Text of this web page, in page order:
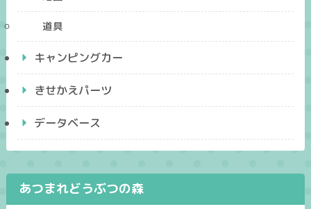
道具
キャンピングカー
きせかえパーツ
データベース
あつまれどうぶつの森